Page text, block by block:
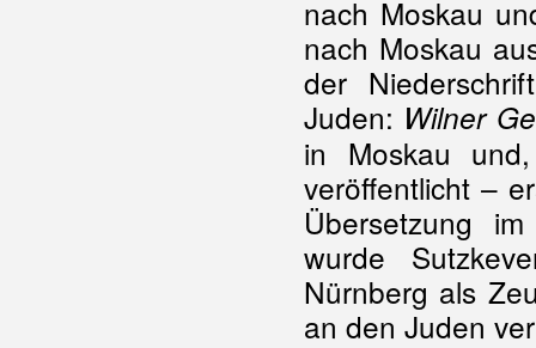
nach Moskau
nach Moskau
der
Juden: Wilner
in Moskau
veröffentlicht –
Übersetzung
wurde
Nürnberg als
an den Juden